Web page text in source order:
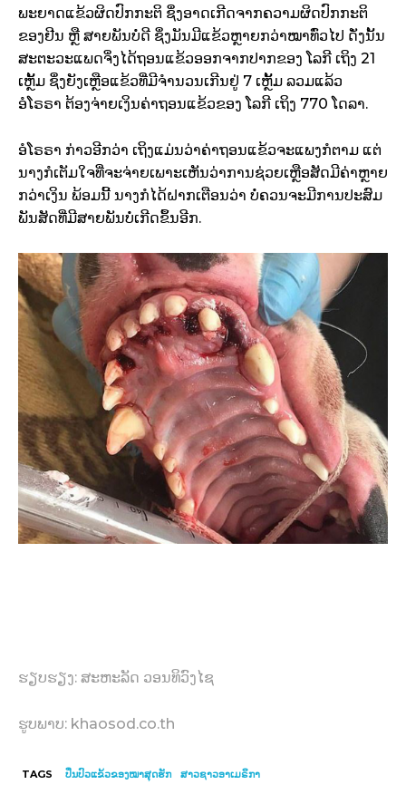
ພະຍາດແຂ້ວຜິດປົກກະຕິ ຊຶ່ງອາດເກີດຈາກຄວາມຜິດປົກກະຕິ
ຂອງຢີນ ຫຼື ສາຍພັນບໍ່ດີ ຊຶ່ງມັນມີແຂ້ວຫຼາຍກວ່າໝາທົ່ວໄປ ດັ່ງນັ້ນ
ສະຕະວະແພດຈິ່ງໄດ້ຖອນແຂ້ວອອກຈາກປາກຂອງ ໂລກີ ເຖິງ 21
ເຫຼັ້ມ ຊຶ່ງຍັງເຫຼືອແຂ້ວທີ່ມີຈຳນວນເກີນຢູ່ 7 ເຫຼັ້ມ ລວມແລ້ວ
ອໍໂຣຣາ ຕ້ອງຈ່າຍເງິນຄ່າຖອນແຂ້ວຂອງ ໂລກີ ເຖິງ 770 ໂດລາ.
ອໍໂຣຣາ ກ່າວອີກວ່າ ເຖິງແມ່ນວ່າຄ່າຖອນແຂ້ວຈະແພງກໍຕາມ ແຕ່
ນາງກໍເຕັມໃຈທີ່ຈະຈ່າຍເພາະເຫັນວ່າການຊ່ວຍເຫຼືອສັດມີຄ່າຫຼາຍ
ກວ່າເງິນ ພ້ອມນີ້ ນາງກໍໄດ້ຝາກເຕືອນວ່າ ບໍ່ຄວນຈະມີການປະສົມ
ພັນສັດທີ່ມີສາຍພັນບໍ່ເກີດຂຶ້ນອີກ.
ຮຽບຮຽງ: ສະຫະລັດ ວອນທິວົງໄຊ
ຮູບພາບ: khaosod.co.th
TAGS ປິ່ນປົວແຂ້ວຂອງໝາສຸດຮັກ ສາວຊາວອາເມຣິກາ